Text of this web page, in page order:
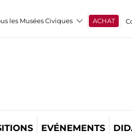
les Musées Civiques ACHAT
EVÉNEMENTS